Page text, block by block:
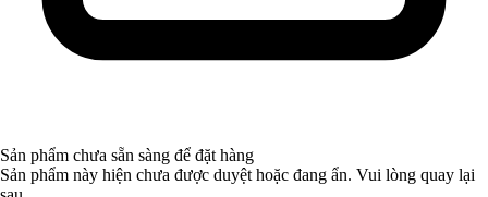
Sản phẩm chưa sẵn sàng để đặt hàng
Sản phẩm này hiện chưa được duyệt hoặc đang ẩn. Vui lòng quay lại